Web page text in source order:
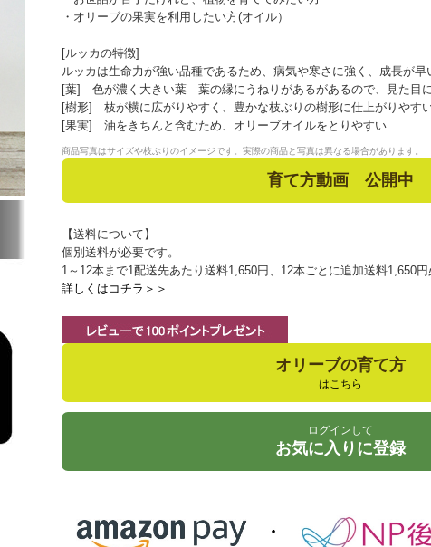
・オリーブの果実を利用したい方(オイル）
[ルッカの特徴]
ルッカは生命力が強い品種であるため、病気や寒さに強く、成長が早
[葉] 色が濃く大きい葉 葉の縁にうねりがあるがあるので、見た目
[樹形] 枝が横に広がりやすく、豊かな枝ぶりの樹形に仕上がりやす
[果実] 油をきちんと含むため、オリーブオイルをとりやすい
商品写真はサイズや枝ぶりのイメージです。実際の商品と写真は異なる場合があります。
育て方動画 公開中
【送料について】
個別送料が必要です。
1～12本まで1配送先あたり送料1,650円、12本ごとに追加送料1,650
詳しくはコチラ＞＞
オリーブの育て方
はこちら
ログインして
お気に入りに登録